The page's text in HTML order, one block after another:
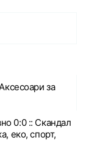
за
0:0 :: Скандал
еко, спорт,